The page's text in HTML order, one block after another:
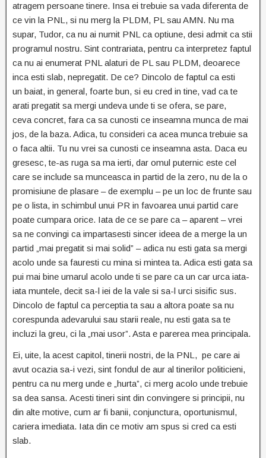
atragem persoane tinere. Insa ei trebuie sa vada diferenta de
ce vin la PNL, si nu merg la PLDM, PL sau AMN. Nu ma
supar, Tudor, ca nu ai numit PNL ca optiune, desi admit ca stii
programul nostru. Sint contrariata, pentru ca interpretez faptul
ca nu ai enumerat PNL alaturi de PL sau PLDM, deoarece
inca esti slab, nepregatit. De ce? Dincolo de faptul ca esti
un baiat, in general, foarte bun, si eu cred in tine, vad ca te
arati pregatit sa mergi undeva unde ti se ofera, se pare,
ceva concret, fara ca sa cunosti ce inseamna munca de mai
jos, de la baza. Adica, tu consideri ca acea munca trebuie sa
o faca altii. Tu nu vrei sa cunosti ce inseamna asta. Daca eu
gresesc, te-as ruga sa ma ierti, dar omul puternic este cel
care se include sa munceasca in partid de la zero, nu de la o
promisiune de plasare – de exemplu – pe un loc de frunte sau
pe o lista, in schimbul unui PR in favoarea unui partid care
poate cumpara orice. Iata de ce se pare ca – aparent – vrei
sa ne convingi ca impartasesti sincer ideea de a merge la un
partid „mai pregatit si mai solid” – adica nu esti gata sa mergi
acolo unde sa fauresti cu mina si mintea ta. Adica esti gata sa
pui mai bine umarul acolo unde ti se pare ca un car urca iata-
iata muntele, decit sa-l iei de la vale si sa-l urci sisific sus.
Dincolo de faptul ca perceptia ta sau a altora poate sa nu
corespunda adevarului sau starii reale, nu esti gata sa te
incluzi la greu, ci la „mai usor”. Asta e parerea mea principala.
Ei, uite, la acest capitol, tinerii nostri, de la PNL, pe care ai
avut ocazia sa-i vezi, sint fondul de aur al tinerilor politicieni,
pentru ca nu merg unde e „hurta”, ci merg acolo unde trebuie
sa dea sansa. Acesti tineri sint din convingere si principii, nu
din alte motive, cum ar fi banii, conjunctura, oportunismul,
cariera imediata. Iata din ce motiv am spus si cred ca esti
slab.